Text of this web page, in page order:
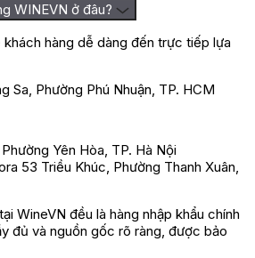
WINEVN ở đâu?
hàng dễ dàng đến trực tiếp lựa
Sa, Phường Phú Nhuận, TP. HCM
Yên Hòa, TP. Hà Nội
53 Triều Khúc, Phường Thanh Xuân,
WineVN đều là hàng nhập khẩu chính
đủ và nguồn gốc rõ ràng, được bảo